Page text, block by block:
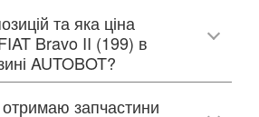
та яка ціна
Bravo II (199) в
AUTOBOT?
запчастини